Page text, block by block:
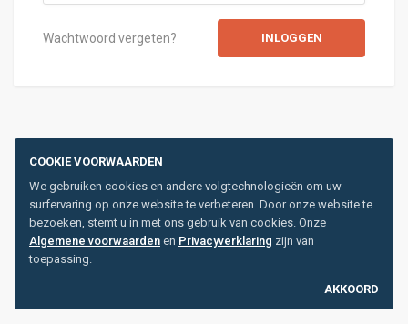
Wachtwoord vergeten?
COOKIE VOORWAARDEN
We gebruiken cookies en andere volgtechnologieën om uw
surfervaring op onze website te verbeteren. Door onze website te
bezoeken, stemt u in met ons gebruik van cookies. Onze
Algemene voorwaarden en Privacyverklaring zijn van
toepassing.
AKKOORD